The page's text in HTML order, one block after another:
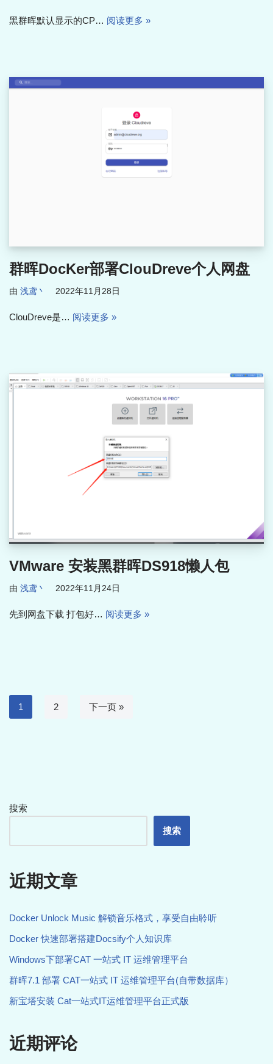
黑群晖默认显示的CP… 阅读更多 »
群晖DocKer部署ClouDreve个人网盘
由 浅鸢丶 2022年11月28日
ClouDreve是… 阅读更多 »
VMware 安装黑群晖DS918懒人包
由 浅鸢丶 2022年11月24日
先到网盘下载 打包好… 阅读更多 »
1 2 下一页 »
搜索
搜索
近期文章
Docker Unlock Music 解锁音乐格式，享受自由聆听
Docker 快速部署搭建Docsify个人知识库
Windows下部署CAT 一站式 IT 运维管理平台
群晖7.1 部署 CAT一站式 IT 运维管理平台(自带数据库）
新宝塔安装 Cat一站式IT运维管理平台正式版
近期评论